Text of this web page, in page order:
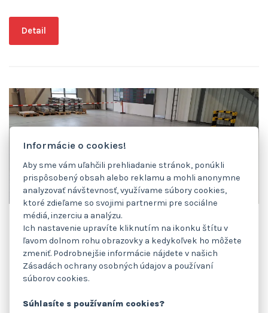
Detail
Revitalizácia podláh pre zákazníka z
oblasti výroby vykurovacích systémov
a sanitárnej techniky
Priemyselná výroba
Informácie o cookies!
Aby sme vám uľahčili prehliadanie stránok, ponúkli
prispôsobený obsah alebo reklamu a mohli anonymne
analyzovať návštevnosť, využívame súbory cookies,
ktoré zdieľame so svojimi partnermi pre sociálne
médiá, inzerciu a analýzu.
Ich nastavenie upravíte kliknutím na ikonku štítu v
ľavom dolnom rohu obrazovky a kedykoľvek ho môžete
zmeniť. Podrobnejšie informácie nájdete v našich
Zásadách ochrany osobných údajov a používaní
súborov cookies.
Súhlasíte s používaním cookies?